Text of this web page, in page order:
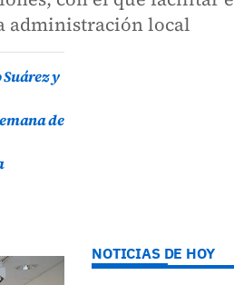
administración local
y
de
NOTICIAS DE HOY